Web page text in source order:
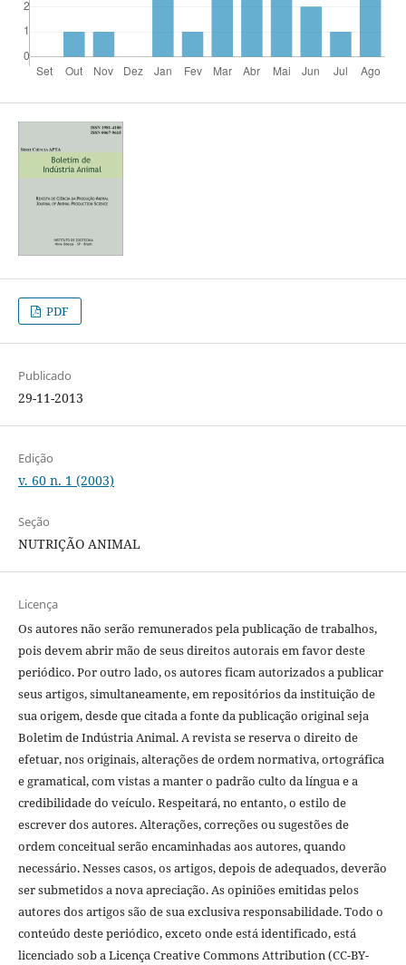
PDF
Publicado
29-11-2013
Edição
v. 60 n. 1 (2003)
Seção
NUTRIÇÃO ANIMAL
Licença
Os autores não serão remunerados pela publicação de trabalhos,
pois devem abrir mão de seus direitos autorais em favor deste
periódico. Por outro lado, os autores ficam autorizados a publicar
seus artigos, simultaneamente, em repositórios da instituição de
sua origem, desde que citada a fonte da publicação original seja
Boletim de Indústria Animal. A revista se reserva o direito de
efetuar, nos originais, alterações de ordem normativa, ortográfica
e gramatical, com vistas a manter o padrão culto da língua e a
credibilidade do veículo. Respeitará, no entanto, o estilo de
escrever dos autores. Alterações, correções ou sugestões de
ordem conceitual serão encaminhadas aos autores, quando
necessário. Nesses casos, os artigos, depois de adequados, deverão
ser submetidos a nova apreciação. As opiniões emitidas pelos
autores dos artigos são de sua exclusiva responsabilidade. Todo o
conteúdo deste periódico, exceto onde está identificado, está
licenciado sob a Licença Creative Commons Attribution (CC-BY-